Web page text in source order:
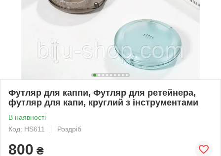
Футляр для каппи, Футляр для ретейнера,
футляр для капи, круглий з інструментами
В наявності
Код: HS611
Роздріб
800 ₴